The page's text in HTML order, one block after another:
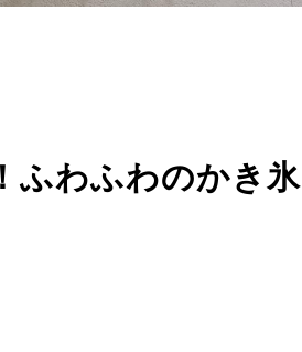
ふわふわのかき氷